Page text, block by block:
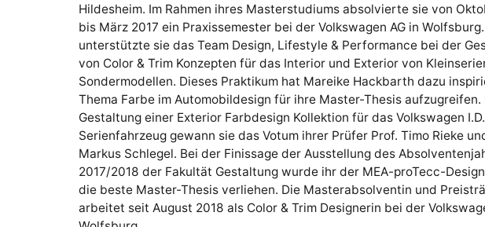
Hildesheim. Im Rahmen ihres Masterstudiums absolvierte sie von
bis März 2017 ein Praxissemester bei der Volkswagen AG in
unterstützte sie das Team Design, Lifestyle & Performance bei der
von Color & Trim Konzepten für das Interior und Exterior von
Sondermodellen. Dieses Praktikum hat Mareike Hackbarth dazu
Thema Farbe im Automobildesign für ihre Master-Thesis
Gestaltung einer Exterior Farbdesign Kollektion für das Volkswagen
Serienfahrzeug gewann sie das Votum ihrer Prüfer Prof. Timo Rieke
Markus Schlegel. Bei der Finissage der Ausstellung des
2017/2018 der Fakultät Gestaltung wurde ihr der MEA-proTecc-
die beste Master-Thesis verliehen. Die Masterabsolventin und
arbeitet seit August 2018 als Color & Trim Designerin bei der